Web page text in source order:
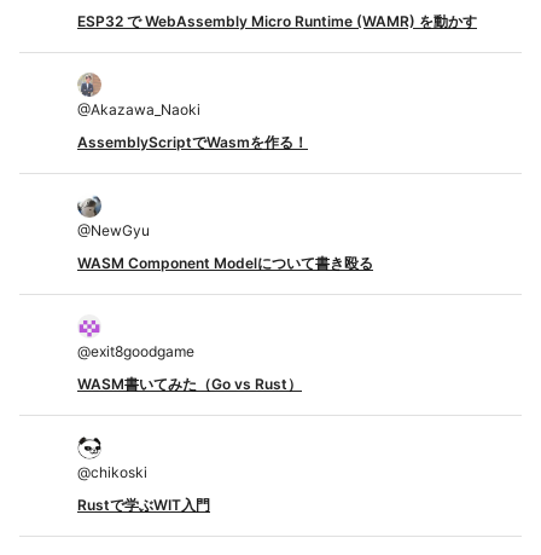
ESP32 で WebAssembly Micro Runtime (WAMR) を動かす
@Akazawa_Naoki
AssemblyScriptでWasmを作る！
@NewGyu
WASM Component Modelについて書き殴る
@exit8goodgame
WASM書いてみた（Go vs Rust）
@chikoski
Rustで学ぶWIT入門